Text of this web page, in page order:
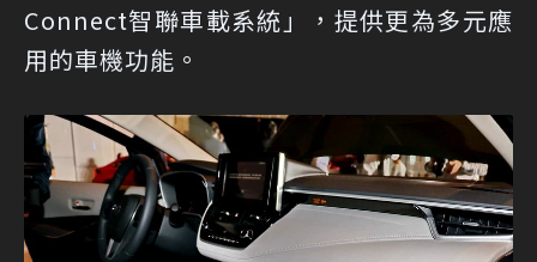
Connect智聯車載系統」，提供更為多元應
用的車機功能。